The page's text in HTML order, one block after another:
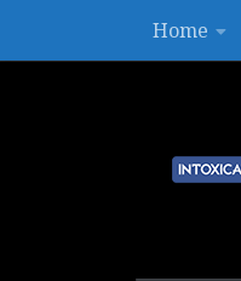
Skip to contentHome